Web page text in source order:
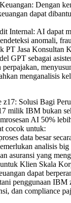
Dengan
dapat
Internal: AI dapat
anomali,
PT Jasa Konsultan
GPT sebagai
perpajakan,
menganalisis
Solusi Bagi
milik IBM bukan
AI 50%
cocok untuk:
data besar
analisis
asuransi yang
Klien Skala
dapat
penggunaan IBM
dan compliance